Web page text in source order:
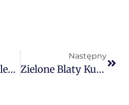
Najnowsza Kolekcja Kolorów Od Marki TECHNISTONE – Wzory Calacatty
Następny
Zielone Blaty Kuchenne: Przyjazny Kolor Dla Twojej Kuchni